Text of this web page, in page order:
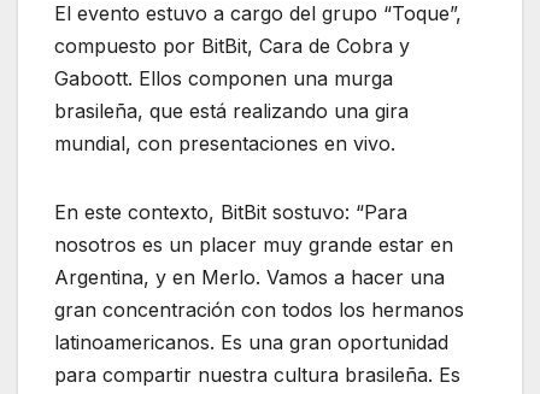
El evento estuvo a cargo del grupo “Toque”,
compuesto por BitBit, Cara de Cobra y
Gaboott. Ellos componen una murga
brasileña, que está realizando una gira
mundial, con presentaciones en vivo.
En este contexto, BitBit sostuvo: “Para
nosotros es un placer muy grande estar en
Argentina, y en Merlo. Vamos a hacer una
gran concentración con todos los hermanos
latinoamericanos. Es una gran oportunidad
para compartir nuestra cultura brasileña. Es